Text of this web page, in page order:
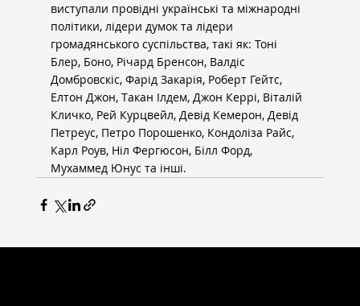
виступали провідні українські та міжнародні
політики, лідери думок та лідери
громадянського суспільства, такі як: Тоні
Блер, Боно, Річард Бренсон, Валдіс
Домбровскіс, Фарід Закарія, Роберт Гейтс,
Елтон Джон, Такан Ілдем, Джон Керрі, Віталій
Кличко, Рей Курцвейл, Девід Кемерон, Девід
Петреус, Петро Порошенко, Кондоліза Райс,
Карл Роув, Ніл Фергюсон, Білл Форд,
Мухаммед Юнус та інші.